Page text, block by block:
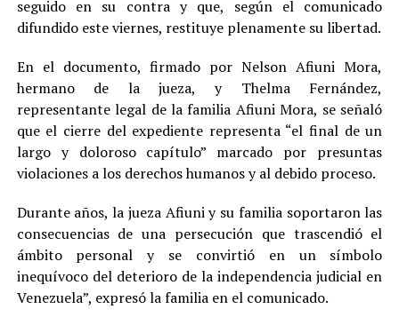
seguido en su contra y que, según el comunicado
difundido este viernes, restituye plenamente su libertad.
En el documento, firmado por Nelson Afiuni Mora,
hermano de la jueza, y Thelma Fernández,
representante legal de la familia Afiuni Mora, se señaló
que el cierre del expediente representa “el final de un
largo y doloroso capítulo” marcado por presuntas
violaciones a los derechos humanos y al debido proceso.
Durante años, la jueza Afiuni y su familia soportaron las
consecuencias de una persecución que trascendió el
ámbito personal y se convirtió en un símbolo
inequívoco del deterioro de la independencia judicial en
Venezuela”, expresó la familia en el comunicado.